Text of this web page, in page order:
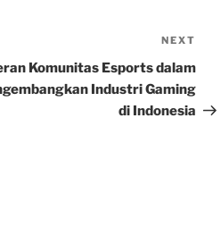
Post
NEXT
Komunitas Esports dalam
Industri Gaming
di Indonesia